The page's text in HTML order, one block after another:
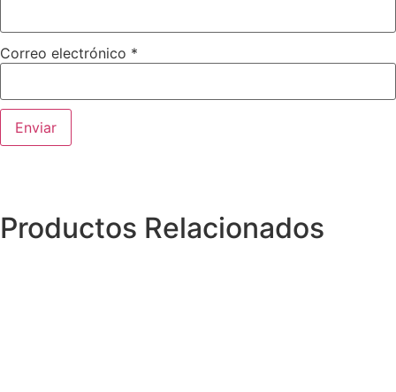
Correo electrónico *
Productos Relacionados